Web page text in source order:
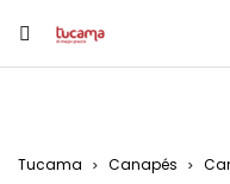
Tucama Canapés